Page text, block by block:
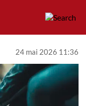
24 mai 2026 11:36